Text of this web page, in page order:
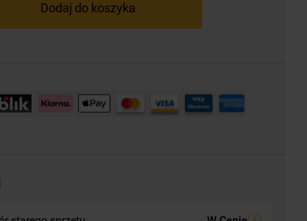
Dodaj do koszyka